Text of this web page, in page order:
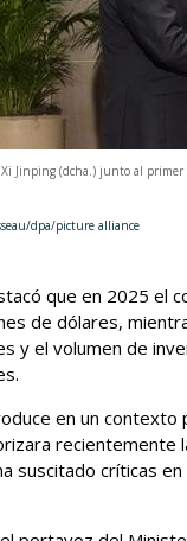
Jinping (dcha.) junto al
dpa/picture alliance
que en 2025 el
de dólares,
y el volumen de
en un contexto
recientemente
suscitado críticas